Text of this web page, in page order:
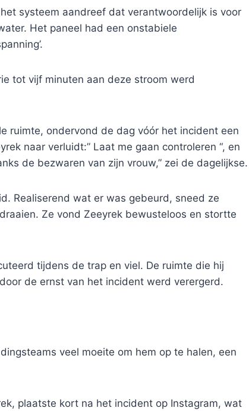
systeem aandreef dat verantwoordelijk is voor
Het paneel had een onstabiele
tot vijf minuten aan deze stroom werd
ruimte, ondervond de dag vóór het incident een
naar verluidt:” Laat me gaan controleren “, en
de bezwaren van zijn vrouw,” zei de dagelijkse.
Realiserend wat er was gebeurd, sneed ze
Ze vond Zeeyrek bewusteloos en stortte
tijdens de trap en viel. De ruimte die hij
de ernst van het incident werd verergerd.
veel moeite om hem op te halen, een
plaatste kort na het incident op Instagram, wat